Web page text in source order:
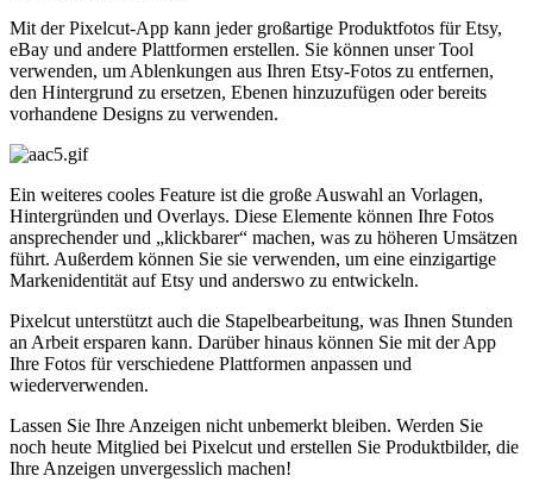
Mit der Pixelcut-App kann jeder großartige Produktfotos für Etsy,
eBay und andere Plattformen erstellen. Sie können unser Tool
verwenden, um Ablenkungen aus Ihren Etsy-Fotos zu entfernen,
den Hintergrund zu ersetzen, Ebenen hinzuzufügen oder bereits
vorhandene Designs zu verwenden.
Ein weiteres cooles Feature ist die große Auswahl an Vorlagen,
Hintergründen und Overlays. Diese Elemente können Ihre Fotos
ansprechender und „klickbarer“ machen, was zu höheren Umsätzen
führt. Außerdem können Sie sie verwenden, um eine einzigartige
Markenidentität auf Etsy und anderswo zu entwickeln.
Pixelcut unterstützt auch die Stapelbearbeitung, was Ihnen Stunden
an Arbeit ersparen kann. Darüber hinaus können Sie mit der App
Ihre Fotos für verschiedene Plattformen anpassen und
wiederverwenden.
Lassen Sie Ihre Anzeigen nicht unbemerkt bleiben. Werden Sie
noch heute Mitglied bei Pixelcut und erstellen Sie Produktbilder, die
Ihre Anzeigen unvergesslich machen!